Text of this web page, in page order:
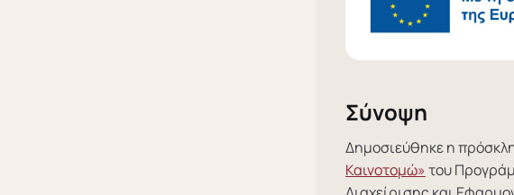
Σύνοψη
Δημοσιεύθηκε η
Καινοτομώ» του